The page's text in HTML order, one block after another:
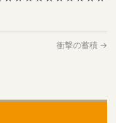
衝撃の蓄積 →